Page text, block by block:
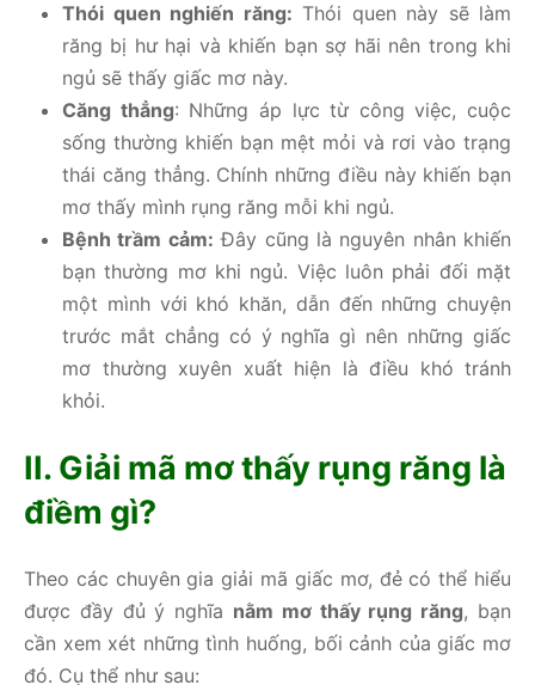
Thói quen nghiến răng: Thói quen này sẽ làm
răng bị hư hại và khiến bạn sợ hãi nên trong khi
ngủ sẽ thấy giấc mơ này.
Căng thẳng: Những áp lực từ công việc, cuộc
sống thường khiến bạn mệt mỏi và rơi vào trạng
thái căng thẳng. Chính những điều này khiến bạn
mơ thấy mình rụng răng mỗi khi ngủ.
Bệnh trầm cảm: Đây cũng là nguyên nhân khiến
bạn thường mơ khi ngủ. Việc luôn phải đối mặt
một mình với khó khăn, dẫn đến những chuyện
trước mắt chẳng có ý nghĩa gì nên những giấc
mơ thường xuyên xuất hiện là điều khó tránh
khỏi.
II. Giải mã mơ thấy rụng răng là
điềm gì?
Theo các chuyên gia giải mã giấc mơ, đẻ có thể hiểu
được đầy đủ ý nghĩa nằm mơ thấy rụng răng, bạn
cần xem xét những tình huống, bối cảnh của giấc mơ
đó. Cụ thể như sau: